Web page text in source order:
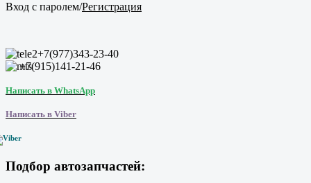
Вход с паролем/Регистрация
+7(977)343-23-40
+7(915)141-21-46
Написать в WhatsApp
Написать в Viber
Подбор автозапчастей: